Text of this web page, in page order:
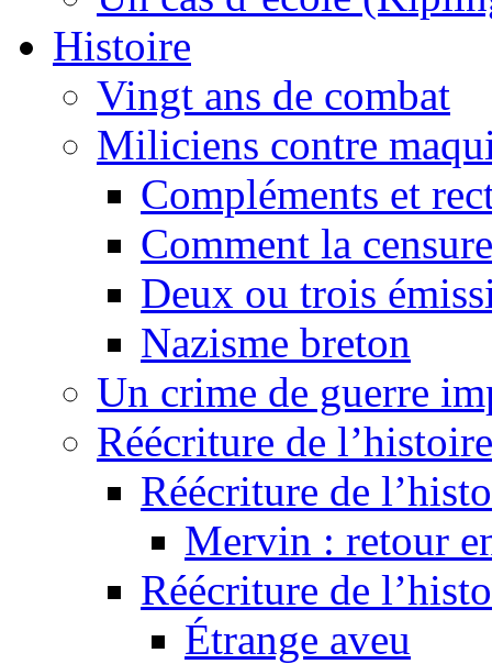
Histoire
Vingt ans de combat
Miliciens contre
Compléments et
Comment la
Deux ou trois
Nazisme breton
Un crime de guerre
Réécriture de
Réécriture de
Mervin : retour
Réécriture de
Étrange aveu